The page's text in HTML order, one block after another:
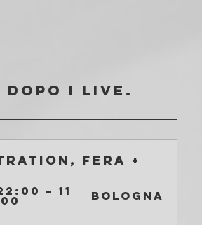
dopo i live.
Fera +
– 11
Bologna